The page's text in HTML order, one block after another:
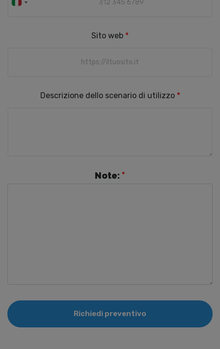
Sito web *
Descrizione dello scenario di utilizzo *
Note: *
Richiedi preventivo